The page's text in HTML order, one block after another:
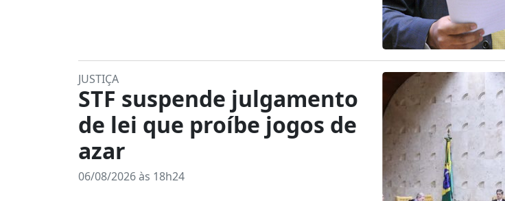
JUSTIÇA
STF suspende julgamento
de lei que proíbe jogos de
azar
06/08/2026 às 18h24